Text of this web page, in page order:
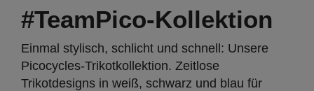
#TeamPico-Kollektion
Einmal stylisch, schlicht und schnell: Unsere
Picocycles-Trikotkollektion. Zeitlose
Trikotdesigns in weiß, schwarz und blau für